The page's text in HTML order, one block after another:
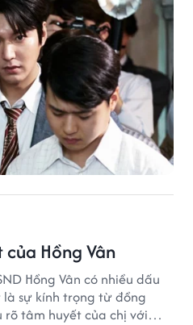
Hồng Vân
Hồng Vân có nhiều dấu
sự kính trọng từ đồng
tâm huyết của chị với